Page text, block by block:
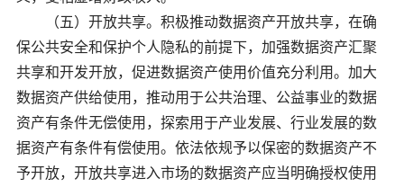
（五）开放共享。积极推动数据资产开放共享，在确
保公共安全和保护个人隐私的前提下，加强数据资产汇聚
共享和开发开放，促进数据资产使用价值充分利用。加大
数据资产供给使用，推动用于公共治理、公益事业的数据
资产有条件无偿使用，探索用于产业发展、行业发展的数
据资产有条件有偿使用。依法依规予以保密的数据资产不
予开放，开放共享进入市场的数据资产应当明确授权使用